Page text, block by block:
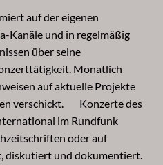
auf der eigenen
Kanäle und in regelmäßig
über seine
Monatlich
auf aktuelle Projekte
verschickt. Konzerte des
im Rundfunk
oder auf
diskutiert und dokumentiert.